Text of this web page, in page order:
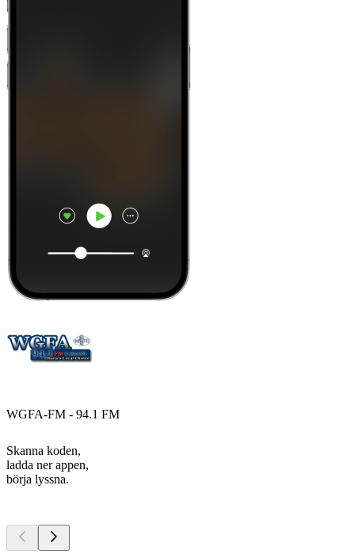
WGFA-FM - 94.1 FM
Skanna koden,
ladda ner appen,
börja lyssna.